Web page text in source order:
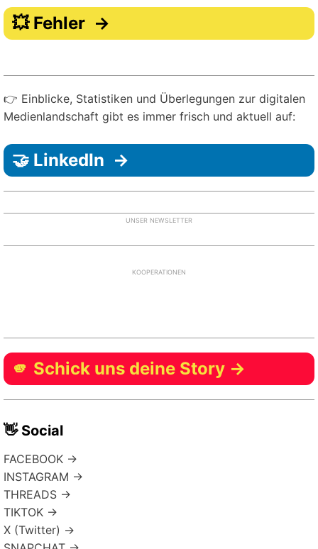
💥 Fehler →
👉 Einblicke, Statistiken und Überlegungen zur digitalen
Medienlandschaft gibt es immer frisch und aktuell auf:
🤝 LinkedIn →
UNSER NEWSLETTER
KOOPERATIONEN
🫵 Schick uns deine Story →
👋 Social
FACEBOOK →
INSTAGRAM →
THREADS →
TIKTOK →
X (Twitter) →